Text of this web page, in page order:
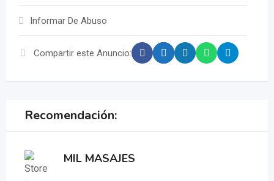
Informar De Abuso
Compartir este Anuncio:
Recomendación:
MIL MASAJES